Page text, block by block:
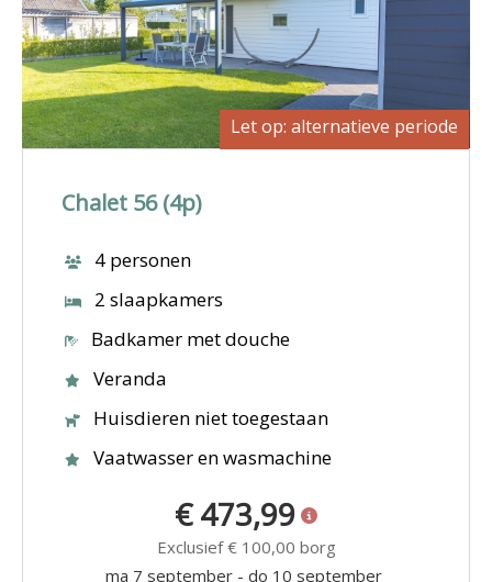
Let op: alternatieve periode
Chalet 56 (4p)
4 personen
2 slaapkamers
Badkamer met douche
Veranda
Huisdieren niet toegestaan
Vaatwasser en wasmachine
€ 473,99
Exclusief € 100,00 borg
ma 7 september - do 10 september